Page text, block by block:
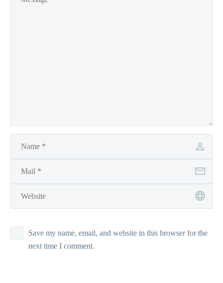
Save my name, email, and website in this browser for the
next time I comment.